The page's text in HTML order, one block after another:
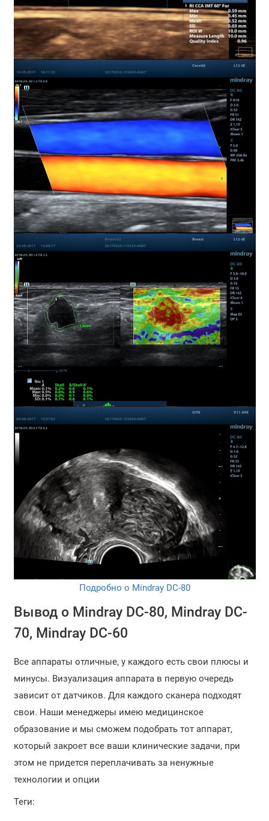
Подробно о Mindray DC-80
Вывод о Mindray DC-80, Mindray DC-
70, Mindray DC-60
Все аппараты отличные, у каждого есть свои плюсы и
минусы. Визуализация аппарата в первую очередь
зависит от датчиков. Для каждого сканера подходят
свои. Наши менеджеры имею медицинское
образование и мы сможем подобрать тот аппарат,
который закроет все ваши клинические задачи, при
этом не придется переплачивать за ненужные
технологии и опции
Теги: